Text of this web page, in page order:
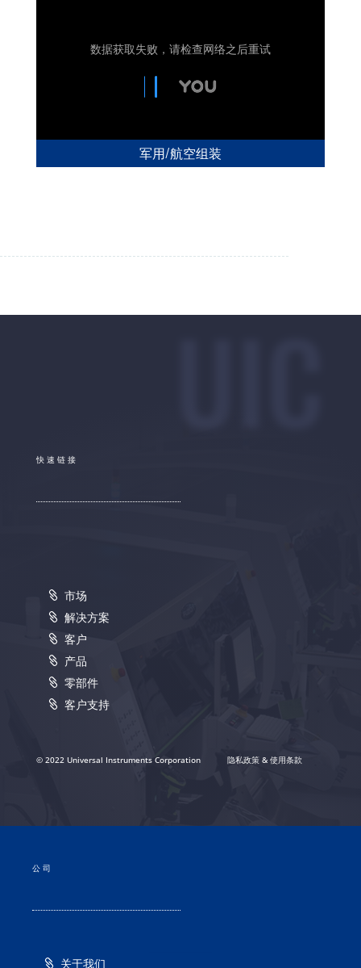
军用/航空组装
快速链接
市场
解决方案
客户
产品
零部件
客户支持
© 2022 Universal Instruments Corporation 隐私政策 & 使用条款
公司
关于我们